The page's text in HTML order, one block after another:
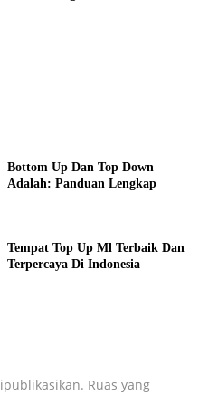
Bottom Up Dan Top Down
Adalah: Panduan Lengkap
Tempat Top Up Ml Terbaik Dan
Terpercaya Di Indonesia
Ruas yang